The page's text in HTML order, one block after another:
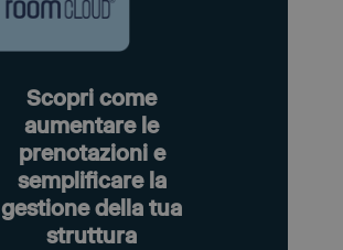
Scopri come
aumentare le
prenotazioni e
semplificare la
gestione della tua
struttura